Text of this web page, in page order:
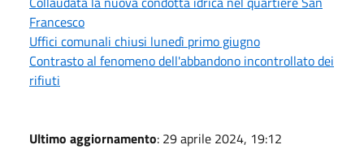
Francesco
Uffici comunali chiusi lunedì primo giugno
Contrasto al fenomeno dell'abbandono incontrollato dei
rifiuti
Ultimo aggiornamento: 29 aprile 2024, 19:12